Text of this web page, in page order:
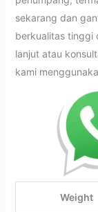
sekarang dan
berkualitas tinggi
lanjut atau
kami
Weight